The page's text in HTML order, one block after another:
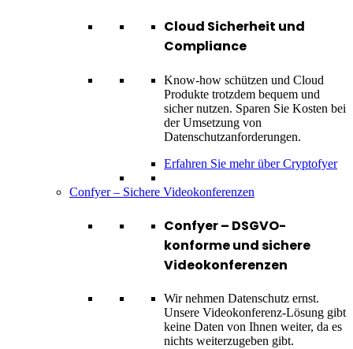
Cloud Sicherheit und
Compliance
Know-how schützen und Cloud
Produkte trotzdem bequem und
sicher nutzen. Sparen Sie Kosten bei
der Umsetzung von
Datenschutzanforderungen.
Erfahren Sie mehr über Cryptofyer
Confyer – Sichere Videokonferenzen
Confyer – DSGVO-
konforme und sichere
Videokonferenzen
Wir nehmen Datenschutz ernst.
Unsere Videokonferenz-Lösung gibt
keine Daten von Ihnen weiter, da es
nichts weiterzugeben gibt.